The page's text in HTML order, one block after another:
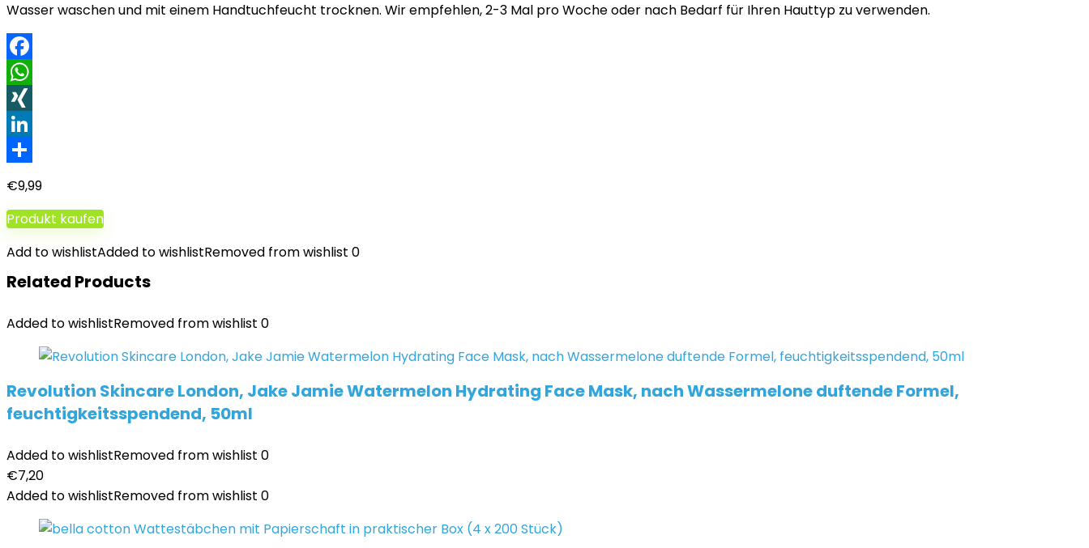
Wasser waschen und mit einem Handtuchfeucht trocknen. Wir empfehlen, 2-3 Mal pro Woche oder nach Bedarf für Ihren Hauttyp zu verwenden.
Facebook
WhatsApp
XING
LinkedIn
€9,99
Produkt kaufen
Add to wishlistAdded to wishlistRemoved from wishlist 0
Related Products
Added to wishlistRemoved from wishlist 0
Revolution Skincare London, Jake Jamie Watermelon Hydrating Face Mask, nach Wassermelone duftende Formel,
feuchtigkeitsspendend, 50ml
Added to wishlistRemoved from wishlist 0
€7,20
Added to wishlistRemoved from wishlist 0